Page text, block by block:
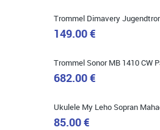
Klein...aber fein!
Toller Service, nette Leute. Immer wieder
149.00 €
682.00 €
85.00 €